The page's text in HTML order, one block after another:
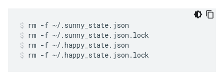
rm -f ~/.sunny_state.json
rm -f ~/.sunny_state.json.lock
rm -f ~/.happy_state.json
rm -f ~/.happy_state.json.lock